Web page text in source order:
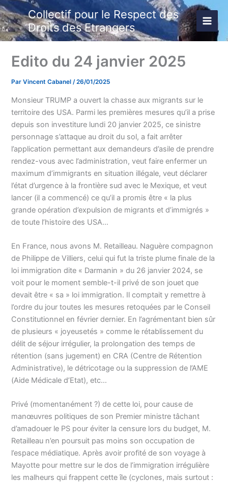
Aller
au
contenu
Collectif pour le Respect des
Droits des Etrangers
Edito du 24 janvier 2025
ParVincent Cabanel/26/01/2025
Monsieur TRUMP a ouvert la chasse aux migrants sur le
territoire des USA. Parmi les premières mesures qu’il a prise
depuis son investiture lundi 20 janvier 2025, ce sinistre
personnage s’attaque au droit du sol, a fait arrêter
l’application permettant aux demandeurs d’asile de prendre
rendez-vous avec l’administration, veut faire enfermer un
maximum d’immigrants en situation illégale, veut déclarer
l’état d’urgence à la frontière sud avec le Mexique, et veut
lancer (il a commencé) ce qu’il a promis être « la plus
grande opération d’expulsion de migrants et d’immigrés »
de toute l’histoire des USA…
En France, nous avons M. Retailleau. Naguère compagnon
de Philippe de Villiers, celui qui fut la triste plume finale de la
loi immigration dite « Darmanin » du 26 janvier 2024, se
voit pour le moment semble-t-il privé de son jouet que
devait être « sa » loi immigration. Il comptait y remettre à
l’ordre du jour toutes les mesures retoquées par le Conseil
Constitutionnel en février dernier. En l’agrémentant bien sûr
de plusieurs « joyeusetés » comme le rétablissement du
délit de séjour irrégulier, la prolongation des temps de
rétention (sans jugement) en CRA (Centre de Rétention
Administrative), le détricotage ou la suppression de l’AME
(Aide Médicale d’Etat), etc…
Privé (momentanément ?) de cette loi, pour cause de
manœuvres politiques de son Premier ministre tâchant
d’amadouer le PS pour éviter la censure lors du budget, M.
Retailleau n’en poursuit pas moins son occupation de
l’espace médiatique. Après avoir profité de son voyage à
Mayotte pour mettre sur le dos de l’immigration irrégulière
les malheurs qui frappent cette île (cyclones, mais surtout :